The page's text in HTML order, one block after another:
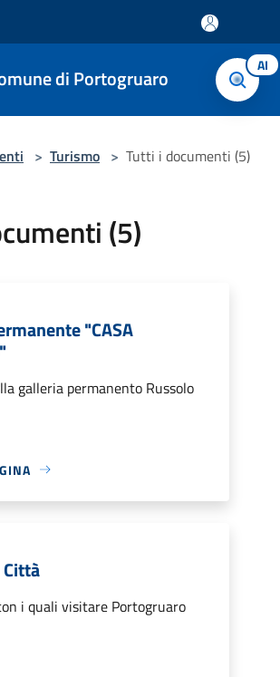
di Portogruaro AI
> Turismo > Tutti i documenti (5)
(5)
"CASA
galleria permanento Russolo
i quali visitare Portogruaro